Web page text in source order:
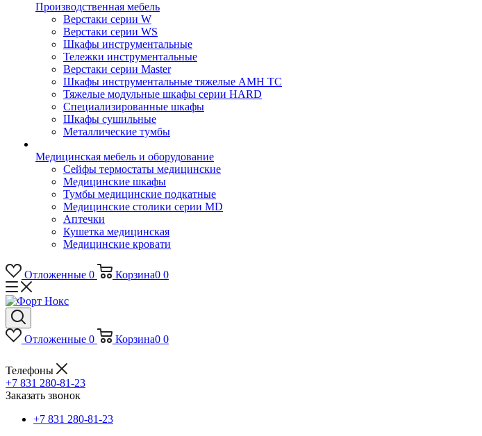
Производственная мебель
Верстаки серии W
Верстаки серии WS
Шкафы инструментальные
Тележки инструментальные
Верстаки серии Master
Шкафы инструментальные тяжелые AMH TC
Тяжелые модульные шкафы серии HARD
Cпециализированные шкафы
Шкафы сушильные
Металлические тумбы
Медицинская мебель и оборудование
Сейфы термостаты медицинские
Медицинские шкафы
Тумбы медицинские подкатные
Медицинские столики серии MD
Аптечки
Кушетка медицинская
Медицинские кровати
Отложенные 0 Корзина0 0
Отложенные 0 Корзина0 0
Телефоны
+7 831 280-81-23
Заказать звонок
+7 831 280-81-23